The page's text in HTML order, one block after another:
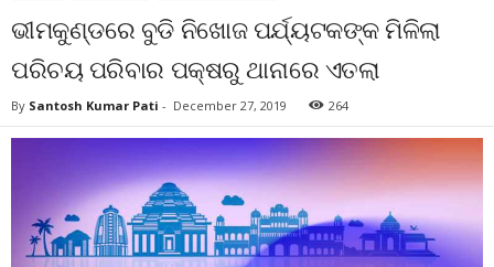
ଭୀମକୁଣ୍ଡରେ ବୁଡି ନିଖୋଜ ପର୍ଯ୍ୟଟକଙ୍କ ମିଳିଲା
ପରିଚୟ ପରିବାର ପକ୍ଷରୁ ଥାନାରେ ଏତଲା
By Santosh Kumar Pati - December 27, 2019 264